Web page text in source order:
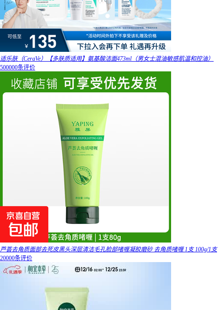
适乐肤（CeraVe）【多肤质适用】氨基酸洁面473ml（男女士混油敏感肌温和控油）
500000条评价
芦荟去角质面部去死皮黑头深层清洁毛孔脸部啫喱凝胶磨砂 去角质啫喱 1支 100g/1支
20000条评价